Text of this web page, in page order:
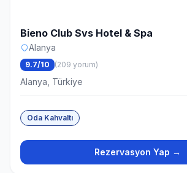
Bieno Club Svs Hotel & Spa
Alanya
9.7/10 (209 yorum)
Alanya, Türkiye
Oda Kahvaltı
Rezervasyon Yap →